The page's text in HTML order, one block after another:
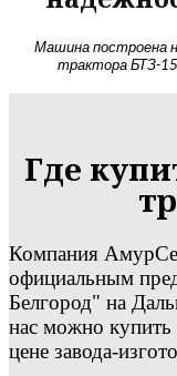
Машина построена
трактора БТЗ-
Где
Компания
официальным
Белгород" на
нас можно
цене завода-